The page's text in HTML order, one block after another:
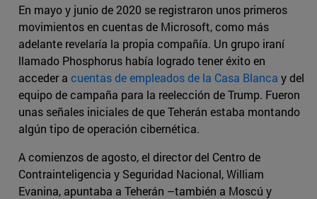
En mayo y junio de 2020 se registraron unos primeros
movimientos en cuentas de Microsoft, como más
adelante revelaría la propia compañía. Un grupo iraní
llamado Phosphorus había logrado tener éxito en
acceder a cuentas de empleados de la Casa Blanca y del
equipo de campaña para la reelección de Trump. Fueron
unas señales iniciales de que Teherán estaba montando
algún tipo de operación cibernética.
A comienzos de agosto, el director del Centro de
Contrainteligencia y Seguridad Nacional, William
Evanina, apuntaba a Teherán –también a Moscú y